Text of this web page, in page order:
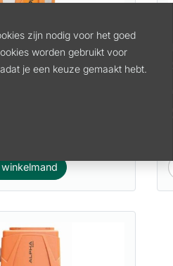
BATTERIJ 750
winkelmand
zijn nodig voor het goed
worden gebruikt voor
je een keuze gemaakt hebt.